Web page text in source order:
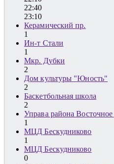
22:40
23:10
Керамический пр.
1
Ин-т Стали
1
Мкр. Дубки
2
Дом культуры "Юность"
2
Баскетбольная школа
2
Управа района
1
МЦД Бескудниково
1
МЦД Бескудниково
0